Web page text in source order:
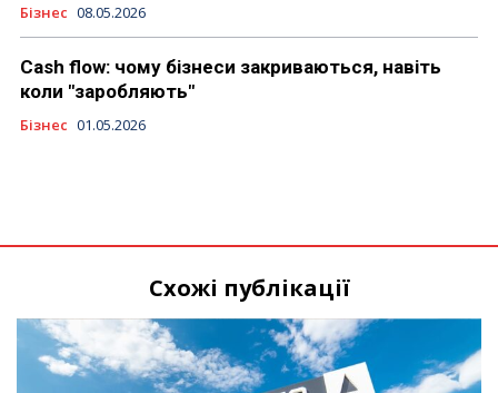
Бізнес 08.05.2026
Cash flow: чому бізнеси закриваються, навіть
коли "заробляють"
Бізнес 01.05.2026
Схожі публікації